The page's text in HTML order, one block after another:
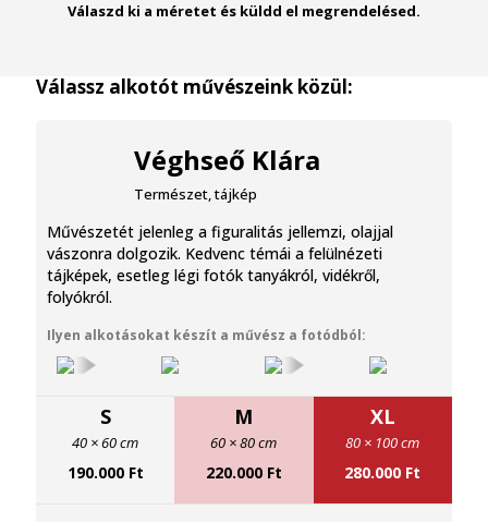
Válaszd ki a méretet és küldd el megrendelésed.
Válassz alkotót művészeink közül:
Véghseő Klára
Természet, tájkép
Művészetét jelenleg a figuralitás jellemzi, olajjal
vászonra dolgozik. Kedvenc témái a felülnézeti
tájképek, esetleg légi fotók tanyákról, vidékről,
folyókról.
Ilyen alkotásokat készít a művész a fotódból:
S
40 × 60 cm
190.000 Ft
M
60 × 80 cm
220.000 Ft
XL
80 × 100 cm
280.000 Ft